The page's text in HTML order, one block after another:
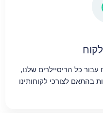
כל הריסיילרים שלנו,